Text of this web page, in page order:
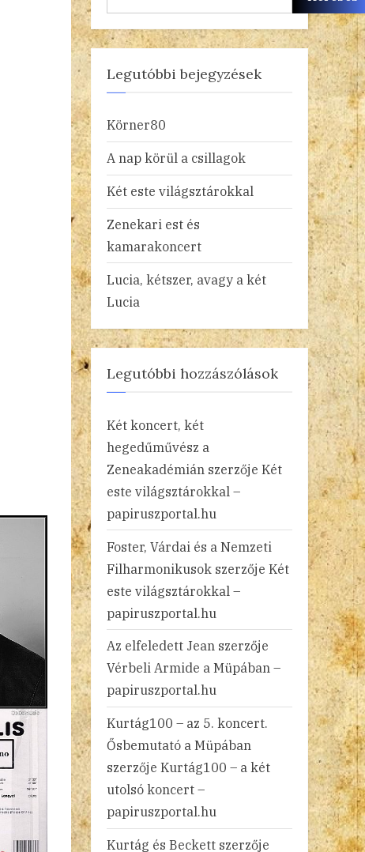
Legutóbbi bejegyzések
Körner80
A nap körül a csillagok
Két este világsztárokkal
Zenekari est és
kamarakoncert
Lucia, kétszer, avagy a két
Lucia
Legutóbbi hozzászólások
Két koncert, két
hegedűművész a
Zeneakadémián szerzője Két
este világsztárokkal –
papiruszportal.hu
Foster, Várdai és a Nemzeti
Filharmonikusok szerzője Két
este világsztárokkal –
papiruszportal.hu
Az elfeledett Jean szerzője
Vérbeli Armide a Müpában –
papiruszportal.hu
Kurtág100 – az 5. koncert.
Ősbemutató a Müpában
szerzője Kurtág100 – a két
utolsó koncert –
papiruszportal.hu
Kurtág és Beckett szerzője